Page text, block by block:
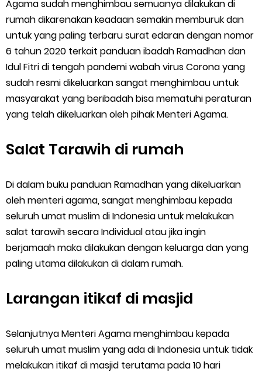
Agama sudah menghimbau semuanya dilakukan di
rumah dikarenakan keadaan semakin memburuk dan
untuk yang paling terbaru surat edaran dengan nomor
6 tahun 2020 terkait panduan ibadah Ramadhan dan
Idul Fitri di tengah pandemi wabah virus Corona yang
sudah resmi dikeluarkan sangat menghimbau untuk
masyarakat yang beribadah bisa mematuhi peraturan
yang telah dikeluarkan oleh pihak Menteri Agama.
Salat Tarawih di rumah
Di dalam buku panduan Ramadhan yang dikeluarkan
oleh menteri agama, sangat menghimbau kepada
seluruh umat muslim di Indonesia untuk melakukan
salat tarawih secara Individual atau jika ingin
berjamaah maka dilakukan dengan keluarga dan yang
paling utama dilakukan di dalam rumah.
Larangan itikaf di masjid
Selanjutnya Menteri Agama menghimbau kepada
seluruh umat muslim yang ada di Indonesia untuk tidak
melakukan itikaf di masjid terutama pada 10 hari